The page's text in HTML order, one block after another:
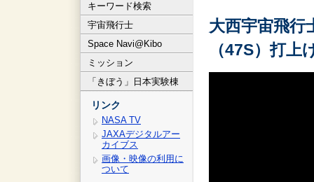
キーワード検索
宇宙飛行士
Space Navi@Kibo
ミッション
「きぼう」日本実験棟
リンク
NASA TV
JAXAデジタルアー
カイブス
画像・映像の利用に
ついて
大西宇宙飛行
（47S）打上